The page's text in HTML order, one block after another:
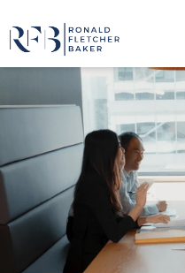
Saltar para o conteúdo